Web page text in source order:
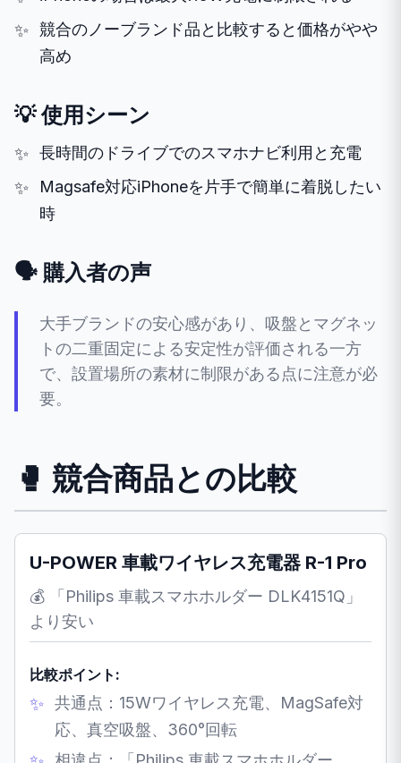
競合のノーブランド品と比較すると価格がやや
高め
💡 使用シーン
長時間のドライブでのスマホナビ利用と充電
Magsafe対応iPhoneを片手で簡単に着脱したい
時
🗣️ 購入者の声
大手ブランドの安心感があり、吸盤とマグネッ
トの二重固定による安定性が評価される一方
で、設置場所の素材に制限がある点に注意が必
要。
🥊 競合商品との比較
U-POWER 車載ワイヤレス充電器 R-1 Pro
💰 「Philips 車載スマホホルダー DLK4151Q」
より安い
比較ポイント:
共通点：15Wワイヤレス充電、MagSafe対
応、真空吸盤、360°回転